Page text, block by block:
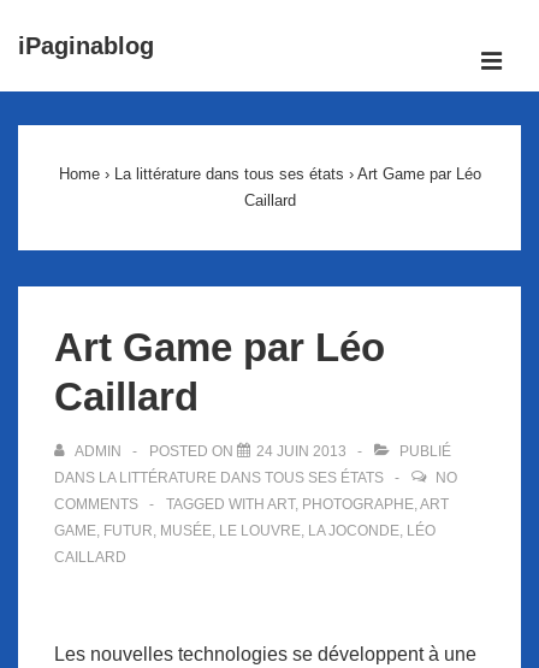
passer
iPaginablog
Home › La littérature dans tous ses états › Art Game par Léo
Caillard
Art Game par Léo
Caillard
ADMIN POSTED ON 24 JUIN 2013
PUBLIÉ
DANS LA LITTÉRATURE DANS TOUS SES ÉTATS
NO
COMMENTS
TAGGED WITH ART, PHOTOGRAPHE,ART
GAME, FUTUR, MUSÉE, LE LOUVRE, LA JOCONDE, LÉO
CAILLARD
Les nouvelles technologies se développent à une